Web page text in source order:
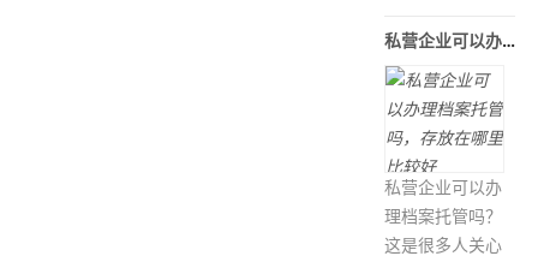
私营企业可以办理档案托管吗，存放在
私营企业可以办
理档案托管吗？
这是很多人关心